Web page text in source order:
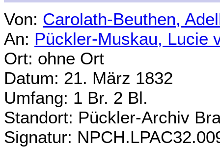
Von: Carolath-Beuthen,
An: Pückler-Muskau, Lucie
Ort: ohne Ort
Datum: 21. März 1832
Umfang: 1 Br. 2 Bl.
Standort: Pückler-Archiv
Signatur: